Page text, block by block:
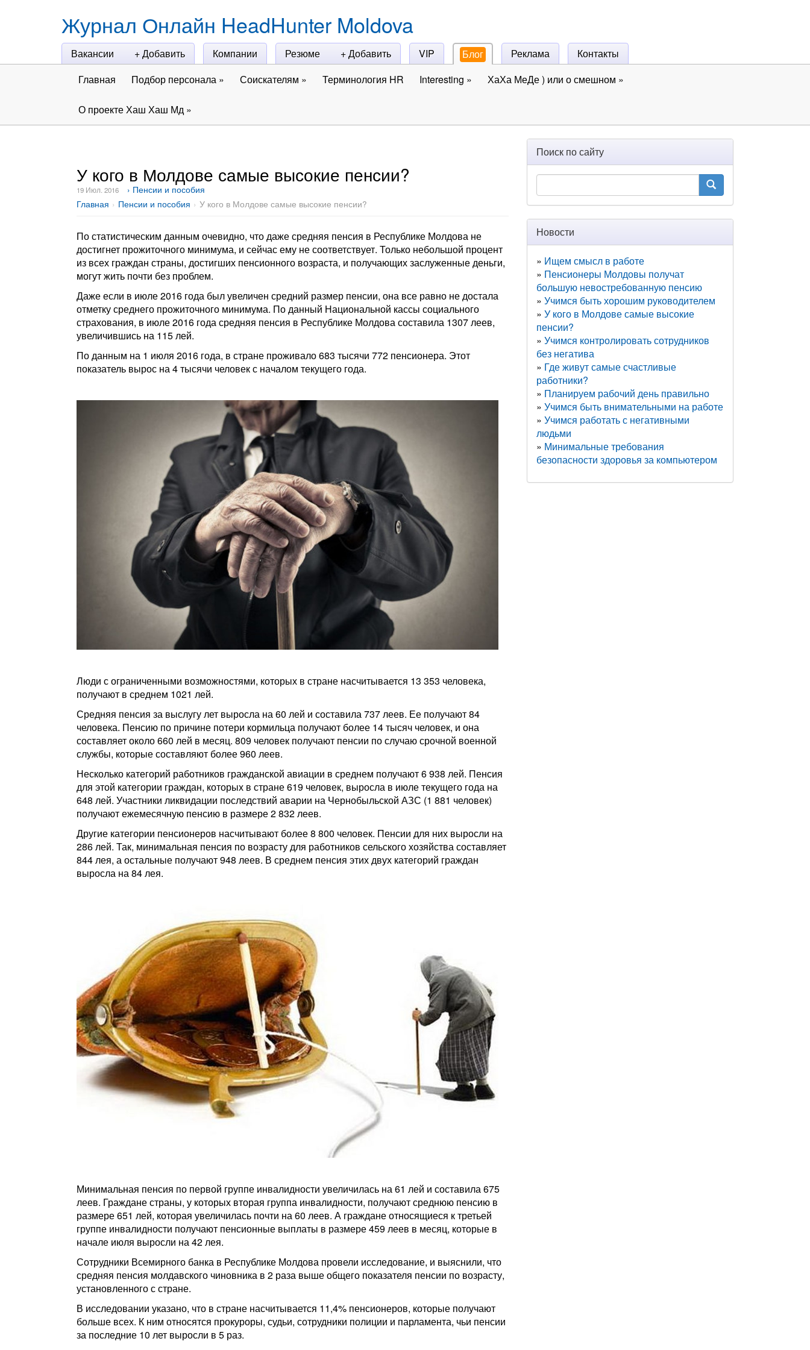
Журнал Онлайн HeadHunter Moldova
Вакансии + Добавить Компании Резюме + Добавить VIP Блог Реклама
Контакты
Главная
Подбор персонала » Соискателям » Терминология HR Interesting » ХаХа МеДе ) или о смешном »
О проекте Хаш Хаш Мд »
У кого в Молдове самые высокие пенсии?
19 Июл. 2016
› Пенсии и пособия
Главная
Пенсии и пособия У кого в Молдове самые высокие пенсии?
По статистическим данным очевидно, что даже средняя пенсия в Республике Молдова не
достигнет прожиточного минимума, и сейчас ему не соответствует. Только небольшой процент
из всех граждан страны, достигших пенсионного возраста, и получающих заслуженные деньги,
могут жить почти без проблем.
Даже если в июле 2016 года был увеличен средний размер пенсии, она все равно не достала
отметку среднего прожиточного минимума. По данный Национальной кассы социального
страхования, в июле 2016 года средняя пенсия в Республике Молдова составила 1307 леев,
увеличившись на 115 лей.
По данным на 1 июля 2016 года, в стране проживало 683 тысячи 772 пенсионера. Этот
показатель вырос на 4 тысячи человек с началом текущего года.
Люди с ограниченными возможностями, которых в стране насчитывается 13 353 человека,
получают в среднем 1021 лей.
Средняя пенсия за выслугу лет выросла на 60 лей и составила 737 леев. Ее получают 84
человека. Пенсию по причине потери кормильца получают более 14 тысяч человек, и она
составляет около 660 лей в месяц. 809 человек получают пенсии по случаю срочной военной
службы, которые составляют более 960 леев.
Несколько категорий работников гражданской авиации в среднем получают 6 938 лей. Пенсия
для этой категории граждан, которых в стране 619 человек, выросла в июле текущего года на
648 лей. Участники ликвидации последствий аварии на Чернобыльской АЗС (1 881 человек)
получают ежемесячную пенсию в размере 2 832 леев.
Другие категории пенсионеров насчитывают более 8 800 человек. Пенсии для них выросли на
286 лей. Так, минимальная пенсия по возрасту для работников сельского хозяйства составляет
844 лея, а остальные получают 948 леев. В среднем пенсия этих двух категорий граждан
выросла на 84 лея.
Минимальная пенсия по первой группе инвалидности увеличилась на 61 лей и составила 675
леев. Граждане страны, у которых вторая группа инвалидности, получают среднюю пенсию в
размере 651 лей, которая увеличилась почти на 60 леев. А граждане относящиеся к третьей
группе инвалидности получают пенсионные выплаты в размере 459 леев в месяц, которые в
начале июля выросли на 42 лея.
Сотрудники Всемирного банка в Республике Молдова провели исследование, и выяснили, что
средняя пенсия молдавского чиновника в 2 раза выше общего показателя пенсии по возрасту,
установленного с стране.
В исследовании указано, что в стране насчитывается 11,4% пенсионеров, которые получают
больше всех. К ним относятся прокуроры, судьи, сотрудники полиции и парламента, чьи пенсии
за последние 10 лет выросли в 5 раз.
Поиск по сайту
Новости
Ищем смысл в работе
Пенсионеры Молдовы получат
большую невостребованную пенсию
Учимся быть хорошим руководителем
У кого в Молдове самые высокие
пенсии?
Учимся контролировать сотрудников
без негатива
Где живут самые счастливые
работники?
Планируем рабочий день правильно
Учимся быть внимательными на работе
Учимся работать с негативными
людьми
Минимальные требования
безопасности здоровья за компьютером